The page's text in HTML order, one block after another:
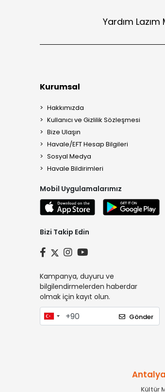
Yardım Lazım
Kurumsal
Hakkımızda
Kullanıcı ve Gizlilik Sözleşmesi
Bize Ulaşın
Havale/EFT Hesap Bilgileri
Sosyal Medya
Havale Bildirimleri
Mobil Uygulamalarımız
Bizi Takip Edin
Kampanya, duyuru ve
bilgilendirmelerden haberdar
olmak için kayıt olun.
Gönder
Kültür